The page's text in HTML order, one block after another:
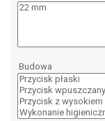
Budowa